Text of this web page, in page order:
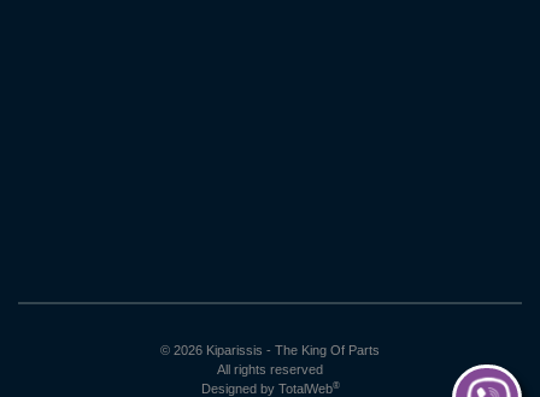
© 2026 Kiparissis - The King Of Parts
All rights reserved
Designed by TotalWeb®